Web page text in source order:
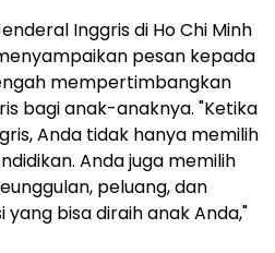
Inggris di Ho Chi Minh
pesan kepada
mempertimbangkan
bagi anak-anaknya. "Ketika
Anda tidak hanya memilih
Anda juga memilih
peluang, dan
bisa diraih anak Anda,"